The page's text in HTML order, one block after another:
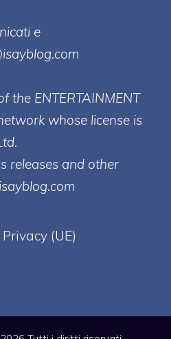
e
the ENTERTAINMENT
whose license is
releases and other
(UE)